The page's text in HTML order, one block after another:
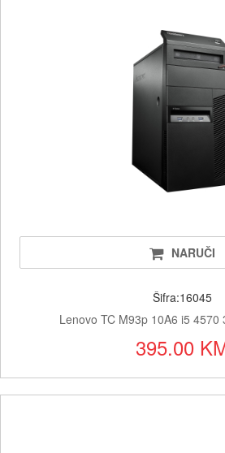
NARUČI
Šifra:16045
Lenovo TC M93p 10A6 i5 4570
395.00